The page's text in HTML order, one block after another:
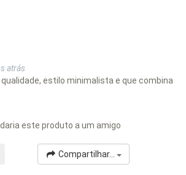
atrás
qualidade, estilo minimalista e que combina
este produto a um amigo
Compartilhar...